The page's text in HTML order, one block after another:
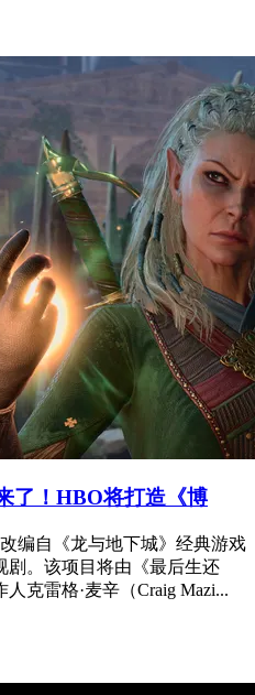
了！HBO将打造《博
编自《龙与地下城》经典游戏
剧。该项目将由《最后生还
克雷格·麦辛（Craig Mazi...